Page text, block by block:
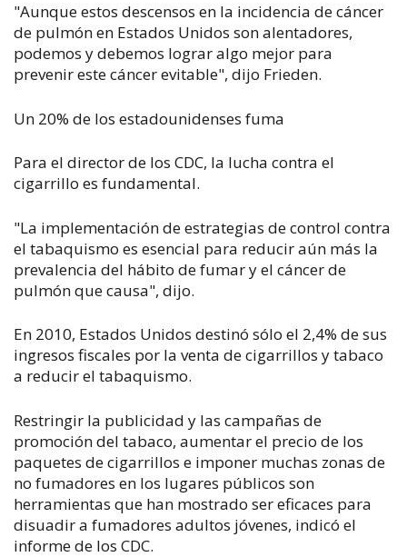
"Aunque estos descensos en la incidencia de cáncer
de pulmón en Estados Unidos son alentadores,
podemos y debemos lograr algo mejor para
prevenir este cáncer evitable", dijo Frieden.
Un 20% de los estadounidenses fuma
Para el director de los CDC, la lucha contra el
cigarrillo es fundamental.
"La implementación de estrategias de control contra
el tabaquismo es esencial para reducir aún más la
prevalencia del hábito de fumar y el cáncer de
pulmón que causa", dijo.
En 2010, Estados Unidos destinó sólo el 2,4% de sus
ingresos fiscales por la venta de cigarrillos y tabaco
a reducir el tabaquismo.
Restringir la publicidad y las campañas de
promoción del tabaco, aumentar el precio de los
paquetes de cigarrillos e imponer muchas zonas de
no fumadores en los lugares públicos son
herramientas que han mostrado ser eficaces para
disuadir a fumadores adultos jóvenes, indicó el
informe de los CDC.